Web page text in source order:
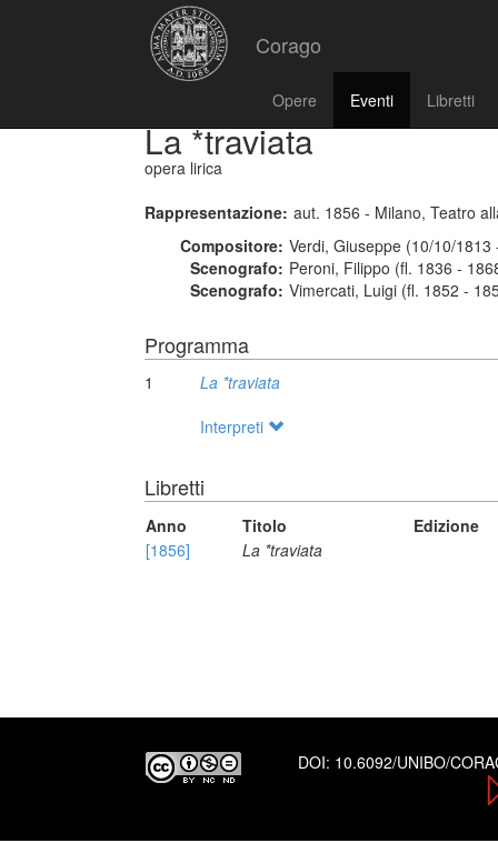
Corago
Opere Eventi Libretti
La *traviata
opera lirica
Rappresentazione: aut. 1856 - Milano, Teatro
Compositore: Verdi, Giuseppe (10/10/
Scenografo: Peroni, Filippo (fl. 1836 -
Scenografo: Vimercati, Luigi (fl. 1852 -
Programma
1
La *traviata
Interpreti
Libretti
Anno Titolo
Edizione
[1856]
La *traviata
DOI: 10.6092/UNIBO/